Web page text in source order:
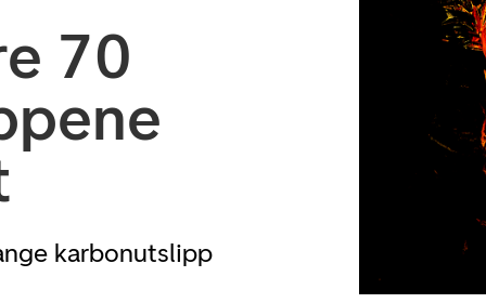
70
karbonutslipp